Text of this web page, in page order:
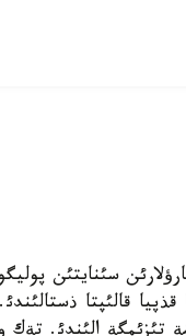
قارؤلارئن سئنايتئن
قالئپتا